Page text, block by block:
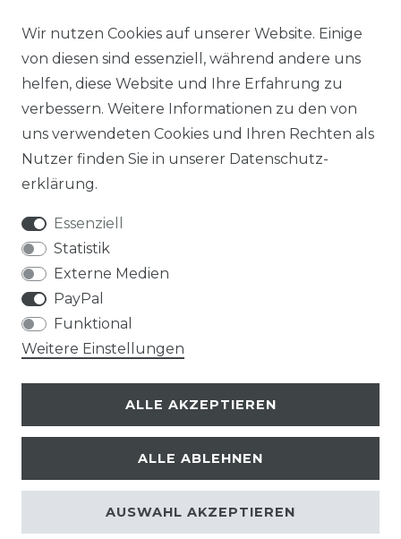
© Copyright 2026 | Alle Rechte vorbehalten.
Wir nutzen Cookies auf unserer Website. Einige
von diesen sind essenziell, während andere uns
helfen, diese Website und Ihre Erfahrung zu
verbessern. Weitere Informationen zu den von
uns verwendeten Cookies und Ihren Rechten als
Nutzer finden Sie in unserer Daten­schutz­
erklärung.
Essenziell
Statistik
Externe Medien
PayPal
Funktional
Weitere Einstellungen
ALLE AKZEPTIEREN
ALLE ABLEHNEN
AUSWAHL AKZEPTIEREN